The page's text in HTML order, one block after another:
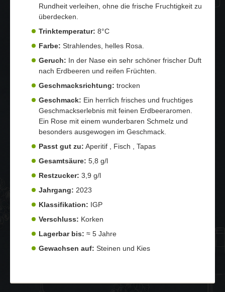
Rundheit verleihen, ohne die frische Fruchtigkeit zu
überdecken.
Trinktemperatur: 8°C
Farbe: Strahlendes, helles Rosa.
Geruch: In der Nase ein sehr schöner frischer Duft
nach Erdbeeren und reifen Früchten.
Geschmacksrichtung: trocken
Geschmack: Ein herrlich frisches und fruchtiges
Geschmackserlebnis mit feinen Erdbeeraromen.
Ein Rose mit einem wunderbaren Schmelz und
besonders ausgewogen im Geschmack.
Passt gut zu: Aperitif , Fisch , Tapas
Gesamtsäure: 5,8 g/l
Restzucker: 3,9 g/l
Jahrgang: 2023
Klassifikation: IGP
Verschluss: Korken
Lagerbar bis: ≈ 5 Jahre
Gewachsen auf: Steinen und Kies